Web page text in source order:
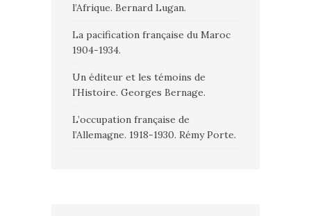
l’Afrique. Bernard Lugan.
La pacification française du Maroc
1904-1934.
Un éditeur et les témoins de
l’Histoire. Georges Bernage.
L’occupation française de
l’Allemagne. 1918-1930. Rémy Porte.